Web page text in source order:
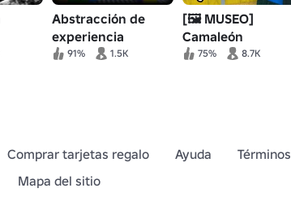
Abstracción de
experiencia
91% 1.5K
[🖼️ MUSEO]
Camaleón
75% 8.7K
Comprar tarjetas regalo Ayuda Términos
Mapa del sitio